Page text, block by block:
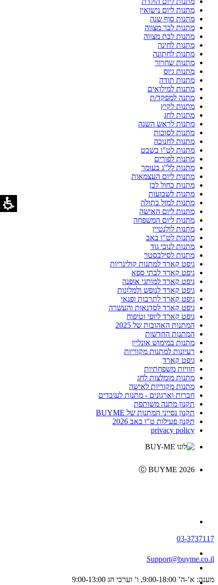
מתנות ליום נישואין
מתנות סוף שנה
מתנות לבר מצווה
מתנות לבת מצווה
מתנות לחינה
מתנות לחתונה
מתנות שחרור
מתנות גיוס
מתנות תודה
מתנות למילואים
מתנה למפקד/ת
מתנות לקיץ
מתנות לחג
מתנות לראש השנה
מתנות לסוכות
מתנות לחנוכה
מתנות לט"ו בשבט
מתנות לפורים
מתנות לל"ג בעומר
מתנות ליום העצמאות
מתנות כחול לבן
מתנות לשבועות
מתנות למזל בתולה
מתנות ליום האישה
מתנות ליום המשפחה
מתנות לולנטיין
מתנות לט"ו באב
מתנות לנובי גוד
מתנות לסילבסטר
גיפט קארד למתנות קולינריות
גיפט קארד לבתי ספא
גיפט קארד למותגי אופנה
גיפט קארד לנופש ולמלונות
גיפט קארד לתרבות ופנאי
גיפט קארד לסדנאות והעשרה
גיפט קארד ליופי וטיפוח
המתנות האהובות של 2025
המתנות החדשות
מתנות במימוש אונליין
רעיונות למתנות מקוריות
גיפט קארד
חוויות משפחתיות
מתנות מומלצות לחג
מתנות מקוריות לאישה
חברות וארגונים - מתנות לעובדים
תקנון מתנה משותפת
תקנון נסייני המתנות של BUYME
תקנון פעילות ט"ו באב 2026
privacy policy
Ⓒ BUYME 2026
03-3737117
Support@buyme.co.il
מענה: א’-ה’ 9:00-18:00, ו’ וערבי חג 9:00-13:00